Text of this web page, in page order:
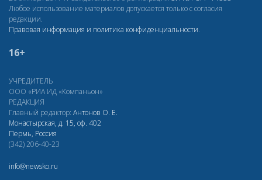
Любое использование материалов допускается только с согласия
редакции.
Правовая информация и политика конфиденциальности.
16+
УЧРЕДИТЕЛЬ
ООО «РИА ИД «Компаньон»
РЕДАКЦИЯ
Главный редактор: Антонов О. Е.
Монастырская, д. 15, оф. 402
Пермь, Россия
(342) 206-40-23
info@newsko.ru